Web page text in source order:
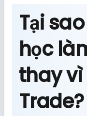
Tại
học
thay
Trade?